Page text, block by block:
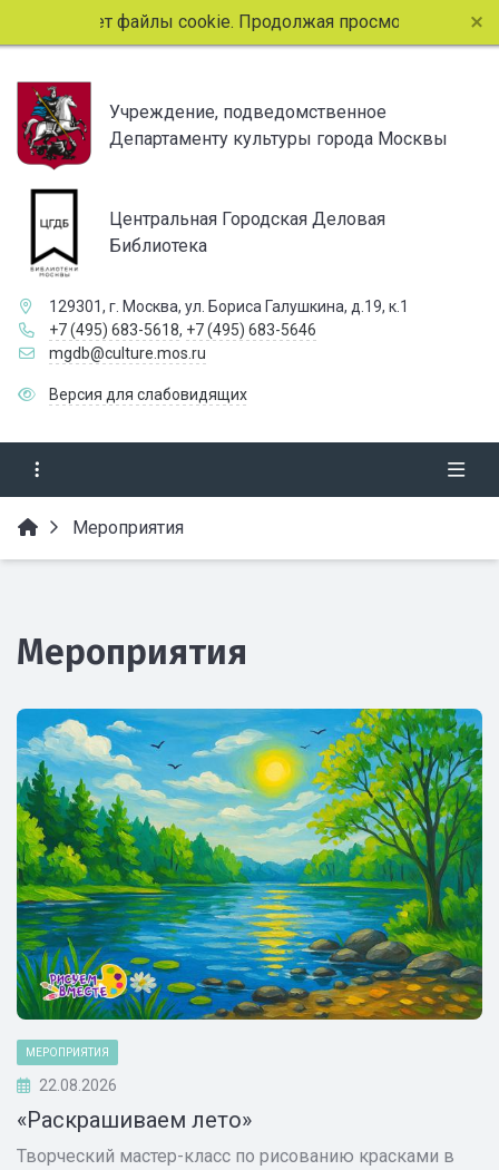
файлы cookie. Продолжая просмотр страниц сайта,
Учреждение, подведомственное
Департаменту культуры города Москвы
Центральная Городская Деловая
Библиотека
129301, г. Москва, ул. Бориса Галушкина, д.19, к.1
+7 (495) 683-5618, +7 (495) 683-5646
mgdb@culture.mos.ru
Версия для слабовидящих
Мероприятия
Мероприятия
МЕРОПРИЯТИЯ
22.08.2026
«Раскрашиваем лето»
Творческий мастер-класс по рисованию красками в